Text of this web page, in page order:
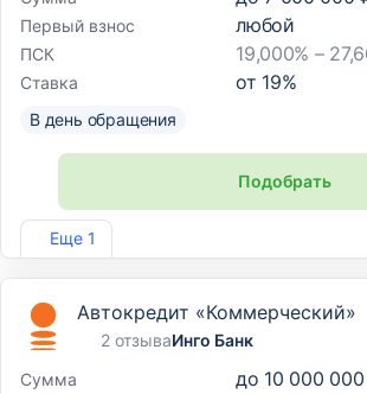
Еще 1
Первый взнос любой
ПСК 19,000% –
Ставка от 19%
В день обращения
Подобрать
Лиц. №1745
Автокредит «Коммерческий»
2 отзываИнго Банк
Сумма
до 10 000